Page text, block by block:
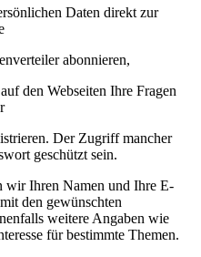
Daten direkt zur
abonnieren,
den Webseiten Ihre Fragen
Der Zugriff mancher
geschützt sein.
wir Ihren Namen und Ihre E-
den gewünschten
weitere Angaben wie
für bestimmte Themen.